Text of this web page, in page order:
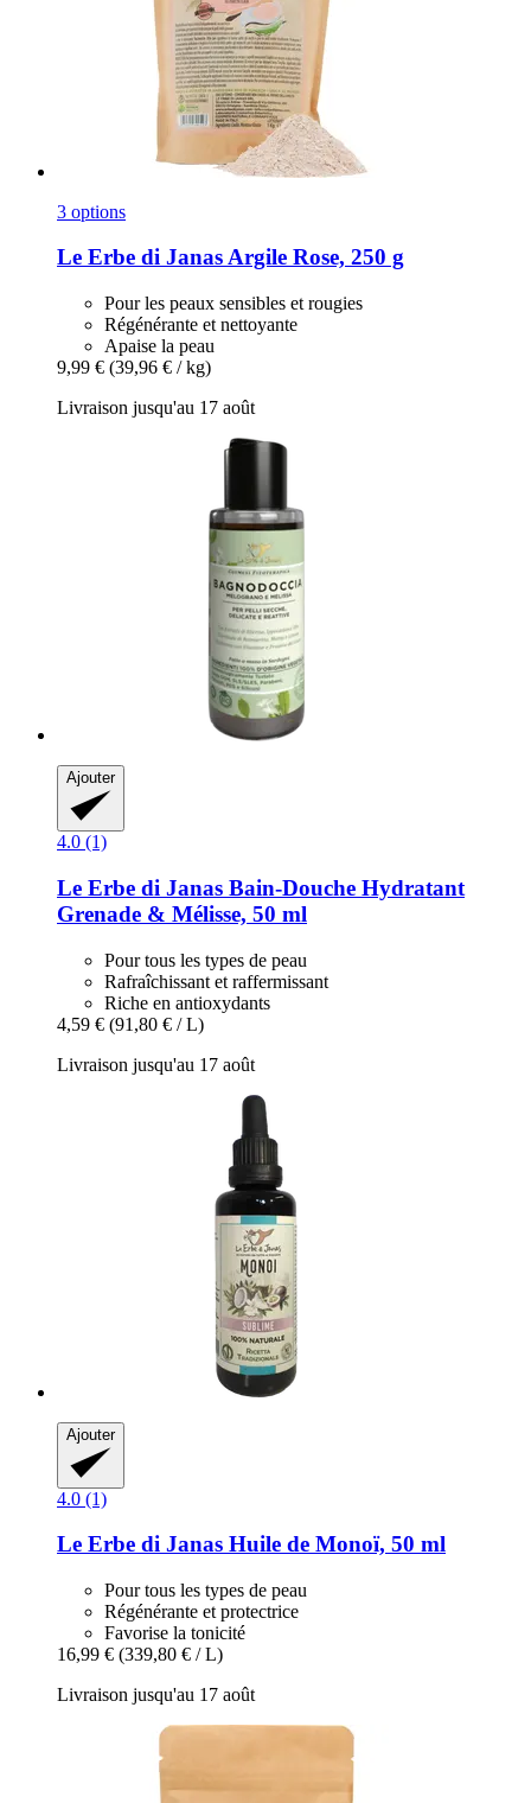
3 options
Le Erbe di JanasArgile Rose, 250 g
Pour les peaux sensibles et rougies
Régénérante et nettoyante
Apaise la peau
9,99 € (39,96 € / kg)
Livraison jusqu'au 17 août
Ajouter
4.0 (1)
Le Erbe di Janas Bain-​Douche Hydratant
Grenade & Mélisse, 50 ml
Pour tous les types de peau
Rafraîchissant et raffermissant
Riche en antioxydants
4,59 € (91,80 € / L)
Livraison jusqu'au 17 août
Ajouter
4.0 (1)
Le Erbe di Janas Huile de Monoï, 50 ml
Pour tous les types de peau
Régénérante et protectrice
Favorise la tonicité
16,99 € (339,80 € / L)
Livraison jusqu'au 17 août